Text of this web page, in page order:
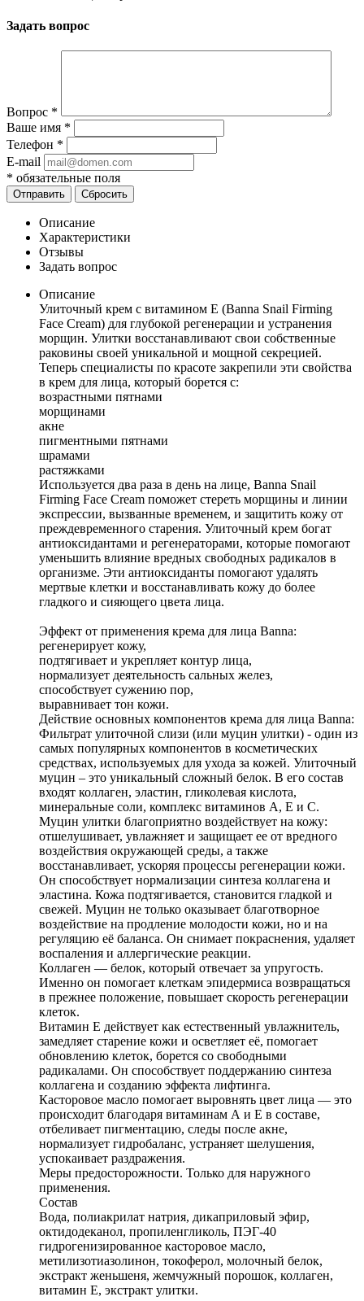
Задать вопрос
Вопрос *
Ваше имя *
Телефон *
E-mail
* обязательные поля
Отправить Сбросить
Описание
Характеристики
Отзывы
Задать вопрос
Описание
Улиточный крем с витамином Е (Banna Snail Firming
Face Cream) для глубокой регенерации и устранения
морщин. Улитки восстанавливают свои собственные
раковины своей уникальной и мощной секрецией.
Теперь специалисты по красоте закрепили эти свойства
в крем для лица, который борется с:
возрастными пятнами
морщинами
акне
пигментными пятнами
шрамами
растяжками
Используется два раза в день на лице, Banna Snail
Firming Face Cream поможет стереть морщины и линии
экспрессии, вызванные временем, и защитить кожу от
преждевременного старения. Улиточный крем богат
антиоксидантами и регенераторами, которые помогают
уменьшить влияние вредных свободных радикалов в
организме. Эти антиоксиданты помогают удалять
мертвые клетки и восстанавливать кожу до более
гладкого и сияющего цвета лица.
Эффект от применения крема для лица Banna:
регенерирует кожу,
подтягивает и укрепляет контур лица,
нормализует деятельность сальных желез,
способствует сужению пор,
выравнивает тон кожи.
Действие основных компонентов крема для лица Banna:
Фильтрат улиточной слизи (или муцин улитки) - один из
самых популярных компонентов в косметических
средствах, используемых для ухода за кожей. Улиточный
муцин – это уникальный сложный белок. В его состав
входят коллаген, эластин, гликолевая кислота,
минеральные соли, комплекс витаминов А, Е и С.
Муцин улитки благоприятно воздействует на кожу:
отшелушивает, увлажняет и защищает ее от вредного
воздействия окружающей среды, а также
восстанавливает, ускоряя процессы регенерации кожи.
Он способствует нормализации синтеза коллагена и
эластина. Кожа подтягивается, становится гладкой и
свежей. Муцин не только оказывает благотворное
воздействие на продление молодости кожи, но и на
регуляцию её баланса. Он снимает покраснения, удаляет
воспаления и аллергические реакции.
Коллаген — белок, который отвечает за упругость.
Именно он помогает клеткам эпидермиса возвращаться
в прежнее положение, повышает скорость регенерации
клеток.
Витамин E действует как естественный увлажнитель,
замедляет старение кожи и осветляет её, помогает
обновлению клеток, борется со свободными
радикалами. Он способствует поддержанию синтеза
коллагена и созданию эффекта лифтинга.
Касторовое масло помогает выровнять цвет лица — это
происходит благодаря витаминам А и Е в составе,
отбеливает пигментацию, следы после акне,
нормализует гидробаланс, устраняет шелушения,
успокаивает раздражения.
Меры предосторожности. Только для наружного
применения.
Состав
Вода, полиакрилат натрия, дикаприловый эфир,
октидодеканол, пропиленгликоль, ПЭГ-40
гидрогенизированное касторовое масло,
метилизотиазолинон, токоферол, молочный белок,
экстракт женьшеня, жемчужный порошок, коллаген,
витамин Е, экстракт улитки.